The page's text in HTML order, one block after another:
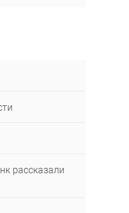
рассказали